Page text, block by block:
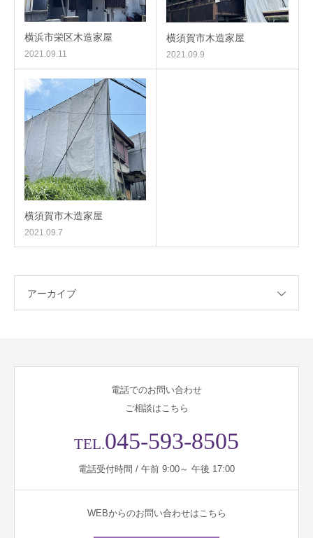
横浜市栄区木造家屋
2021.09.11
横須賀市木造家屋
2021.09.9
横須賀市木造家屋
2021.09.7
アーカイブ
電話でのお問い合わせ
ご相談はこちら
TEL.045-593-8505
電話受付時間 / 午前 9:00～ 午後 17:00
WEBからのお問い合わせはこちら